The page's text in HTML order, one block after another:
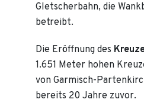
Gletscherbahn, die
betreibt.
Die Eröffnung des
1.651 Meter hohen
von Garmisch-
bereits 20 Jahre zuvor.